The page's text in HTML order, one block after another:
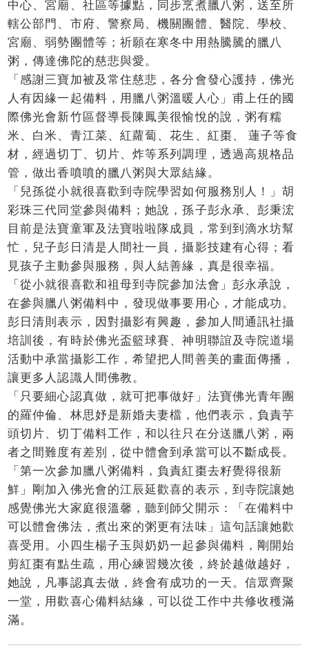
中心、宮廟、社區等據點，同步烹煮臘八粥，送至所
轄公部門、市府、警察局、機關團體、醫院、學校、
宮廟、弱勢團體等；祈願在寒冬中用熱騰騰的臘八
粥，傳達佛陀的慈悲與愛。
「感謝三寶加被及常住慈悲，各分會發心護持，佛光
人有因緣一起備料，用臘八粥溫暖人心」甫上任的國
際佛光會新竹區督導長陳鳳美很愉悅的說，粥有糯
米、白米、青江菜、紅蘿蔔、花生、紅棗、 蓮子等食
材，經過切丁、切片、炸等系列調理，透過高規格品
管，做出香噴噴的臘八粥與大眾結緣。
「兒孫從小就很喜歡到寺院學習如何服務別人！」胡
彩珠三代同堂參與備料；她說，孫子彭永承、彭秉浤
目前是法寶童軍及法寶啦啦隊成員，常到到滴水坊幫
忙，兒子彭日清是人間社一員，攝影技建有心得；看
見孩子主動參與服務，與人結善緣，真是很幸福。
「從小就很喜歡和祖母到寺院參加法會」彭永承說，
在參與臘八粥備料中，發現做事要用心，才能成功。
彭日清則表示，因對攝影有興趣，參加人間通訊社攝
培訓後，有時於佛光盃籃球賽、神明聯誼及寺院道場
活動中承當攝影工作，希望把人間善美的畫面傳播，
讓更多人認識人間佛教。
「只要細心認真做，就可把事做好」法寶佛光青年團
的羅仲倫、林思妤是新婚夫妻檔，他們表示，負責芋
頭切片、切丁備料工作，和以往只在分送臘八粥，兩
者之間難度有差別，從中體會到承當可以不斷成長。
「第一次參加臘八粥備料，負責紅棗去籽覺得很新
鮮」剛加入佛光會的江辰延歡喜的表示，到寺院讓她
感覺佛光大家庭很溫馨，聽到師父開示：「在備料中
可以體會佛法，煮出來的粥更有法味」這句話讓她歡
喜受用。小四生楊子玉與奶奶一起參與備料，剛開始
剪紅棗有點生疏，用心練習幾次後，終於越做越好，
她說，凡事認真去做，終會有成功的一天。信眾齊聚
一堂，用歡喜心備料結緣，可以從工作中共修收穫滿
滿。